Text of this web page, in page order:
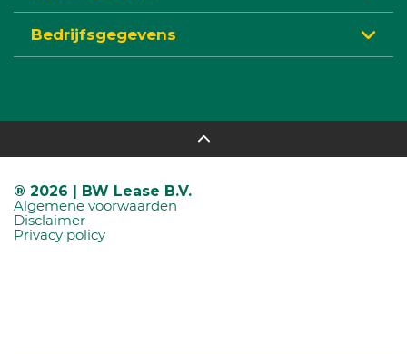
Bedrijfsgegevens
® 2026 | BW Lease B.V.
Algemene voorwaarden
Disclaimer
Privacy policy